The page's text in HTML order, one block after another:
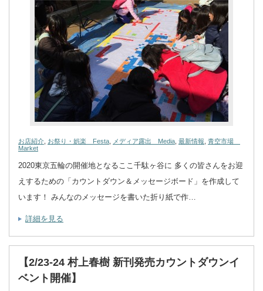
お店紹介, お祭り・娯楽 Festa, メディア露出 Media, 最新情報, 青空市場
Market
2020東京五輪の開催地となるここ千駄ヶ谷に 多くの皆さんをお迎
えするための「カウントダウン＆メッセージボード」を作成して
います！ みんなのメッセージを書いた折り紙で作…
詳細を見る
【2/23-24 村上春樹 新刊発売カウントダウンイ
ベント開催】